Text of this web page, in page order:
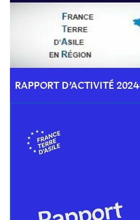
RAPPORT D’ACTIVITÉ 2024